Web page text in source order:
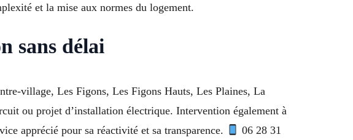
et la mise aux normes du logement.
sans délai
village, Les Figons, Les Figons Hauts, Les Plaines, La
ou projet d’installation électrique. Intervention également à
apprécié pour sa réactivité et sa transparence.
06 28 31